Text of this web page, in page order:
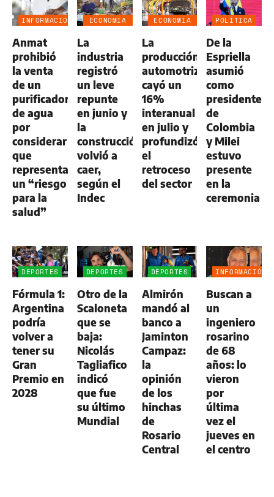
INFORMACIÓN
Anmat
prohibió
la venta
de un
purificador
de agua
por
considerar
que
representa
un “riesgo
para la
salud”
ECONOMÍA
La
industria
registró
un leve
repunte
en junio y
la
construcción
volvió a
caer,
según el
Indec
ECONOMÍA
La
producción
automotriz
cayó un
16%
interanual
en julio y
profundizó
el
retroceso
del sector
POLÍTICA
De la
Espriella
asumió
como
presidente
de
Colombia
y Milei
estuvo
presente
en la
ceremonia
DEPORTES
Fórmula 1:
Argentina
podría
volver a
tener su
Gran
Premio en
2028
DEPORTES
Otro de la
Scaloneta
que se
baja:
Nicolás
Tagliafico
indicó
que fue
su último
Mundial
DEPORTES
Almirón
mandó al
banco a
Jaminton
Campaz:
la
opinión
de los
hinchas
de
Rosario
Central
INFORMACIÓN
Buscan a
un
ingeniero
rosarino
de 68
años: lo
vieron
por
última
vez el
jueves en
el centro